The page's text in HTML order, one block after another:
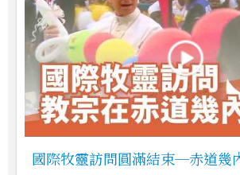
國際牧靈訪問圓滿結束─赤道幾